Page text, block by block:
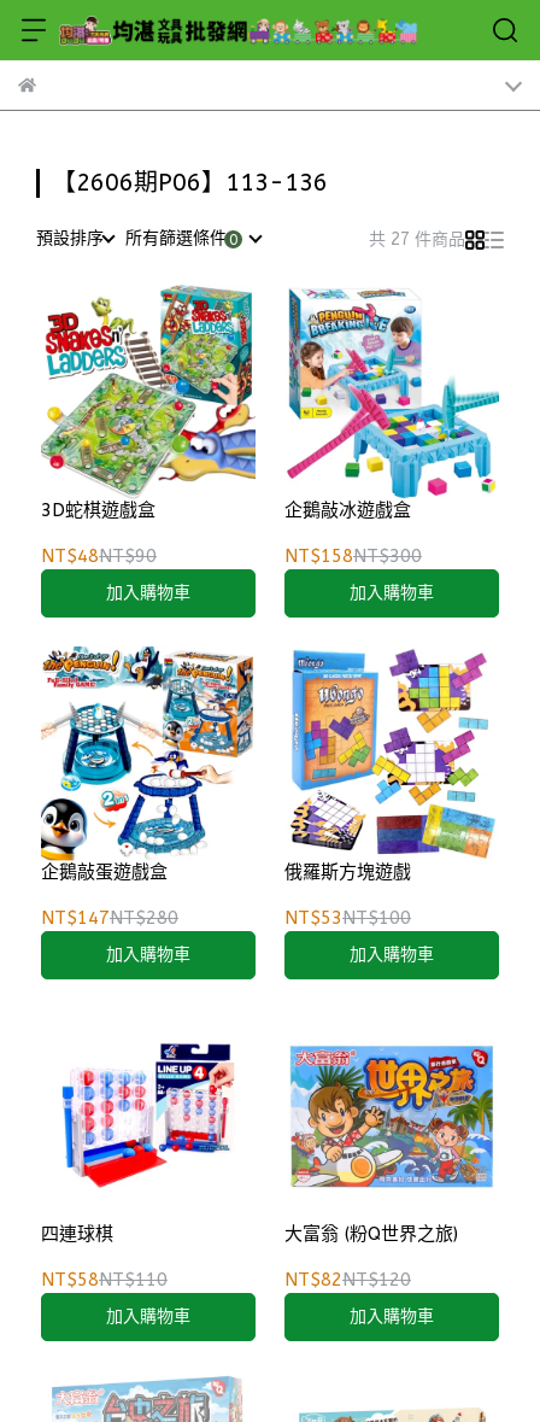
【2606期P06】113-136
預設排序 所有篩選條件 共 27 件商品
3D蛇棋遊戲盒
NT$48NT$90
加入購物車
企鵝敲冰遊戲盒
NT$158NT$300
加入購物車
企鵝敲蛋遊戲盒
NT$147NT$280
加入購物車
俄羅斯方塊遊戲
NT$53NT$100
加入購物車
四連球棋
NT$58NT$110
加入購物車
大富翁 (粉Q世界之旅)
NT$82NT$120
加入購物車